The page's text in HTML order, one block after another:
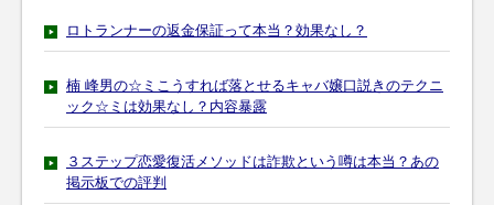
ロトランナーの返金保証って本当？効果なし？
楠 峰男の☆ミこうすれば落とせるキャバ嬢口説きのテクニ
ック☆ミは効果なし？内容暴露
３ステップ恋愛復活メソッドは詐欺という噂は本当？あの
掲示板での評判